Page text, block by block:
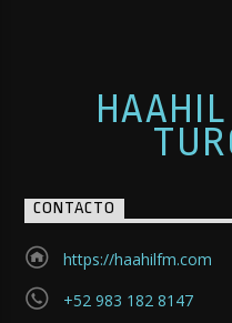
CONTACTO
https://haahilfm.com
+52 983 182 8147